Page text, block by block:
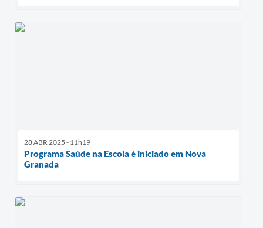
28 ABR 2025 - 11h19
Programa Saúde na Escola é iniciado em Nova
Granada